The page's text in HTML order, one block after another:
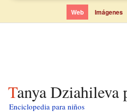
Web Imágenes
Tanya
Enciclopedia para niños